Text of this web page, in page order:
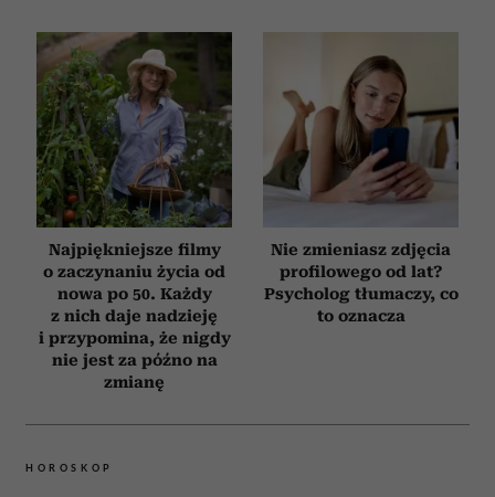
Najpiękniejsze filmy
o zaczynaniu życia od
nowa po 50. Każdy
z nich daje nadzieję
i przypomina, że nigdy
nie jest za późno na
zmianę
Nie zmieniasz zdjęcia
profilowego od lat?
Psycholog tłumaczy, co
to oznacza
HOROSKOP